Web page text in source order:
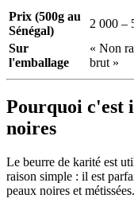
Prix (500g au
Sénégal)
2 000 –
Sur
l'emballage
« Non
brut »
Pourquoi c'est
noires
Le beurre de karité est
raison simple : il est
peaux noires et